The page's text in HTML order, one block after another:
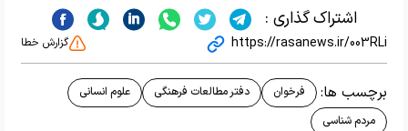
اشتراک گذاری :
https://rasanews.ir/003RLi گزارش خطا
برچسب ها: فرخوان دفتر مطالعات فرهنگی
علوم انسانی
مردم شناسی